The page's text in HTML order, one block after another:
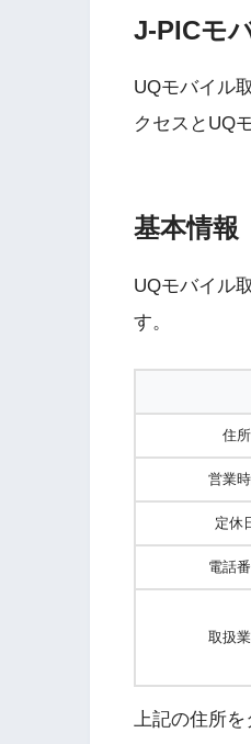
J-PICモ
UQモバイル
クセスとUQ
基本情報
UQモバイル
す。
住所
営業
定休
電話
取扱
上記の住所